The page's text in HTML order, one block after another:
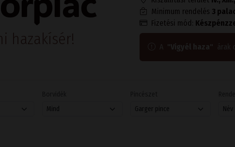
hazakísér!
Minimum rendelés 3
Fizetési mód: